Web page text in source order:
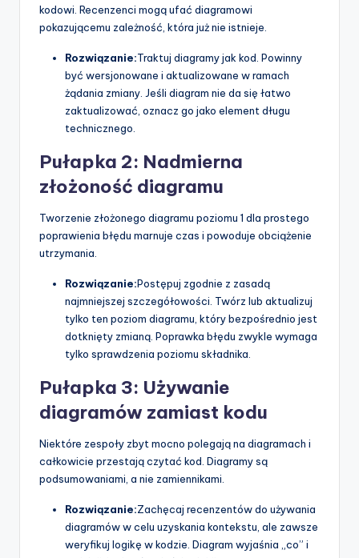
kodowi. Recenzenci mogą ufać diagramowi
pokazującemu zależność, która już nie istnieje.
Rozwiązanie:Traktuj diagramy jak kod. Powinny
być wersjonowane i aktualizowane w ramach
żądania zmiany. Jeśli diagram nie da się łatwo
zaktualizować, oznacz go jako element długu
technicznego.
Pułapka 2: Nadmierna
złożoność diagramu
Tworzenie złożonego diagramu poziomu 1 dla prostego
poprawienia błędu marnuje czas i powoduje obciążenie
utrzymania.
Rozwiązanie:Postępuj zgodnie z zasadą
najmniejszej szczegółowości. Twórz lub aktualizuj
tylko ten poziom diagramu, który bezpośrednio jest
dotknięty zmianą. Poprawka błędu zwykle wymaga
tylko sprawdzenia poziomu składnika.
Pułapka 3: Używanie
diagramów zamiast kodu
Niektóre zespoły zbyt mocno polegają na diagramach i
całkowicie przestają czytać kod. Diagramy są
podsumowaniami, a nie zamiennikami.
Rozwiązanie:Zachęcaj recenzentów do używania
diagramów w celu uzyskania kontekstu, ale zawsze
weryfikuj logikę w kodzie. Diagram wyjaśnia „co” i